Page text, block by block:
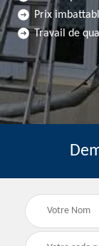
Prix
Travail de